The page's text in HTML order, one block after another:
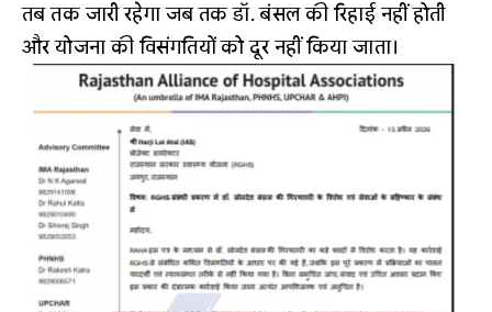
तब तक जारी रहेगा जब तक डॉ. बंसल की रिहाई नहीं होती
और योजना की विसंगतियों को दूर नहीं किया जाता।